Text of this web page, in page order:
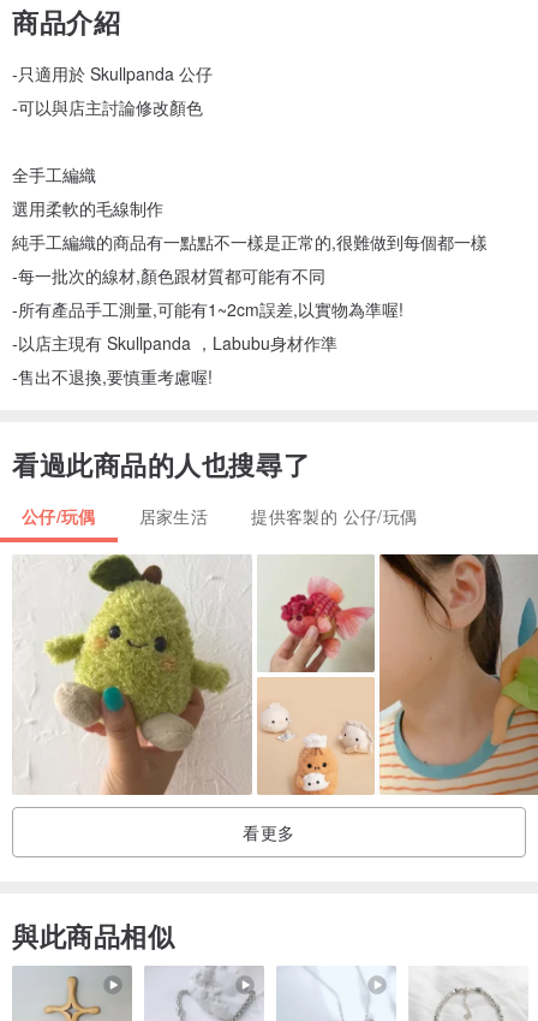
商品介紹
-只適用於 Skullpanda 公仔
-可以與店主討論修改顏色
全手工編織
選用柔軟的毛線制作
純手工編織的商品有一點點不一樣是正常的,很難做到每個都一樣
-每一批次的線材,顏色跟材質都可能有不同
-所有產品手工測量,可能有1~2cm誤差,以實物為準喔!
-以店主現有 Skullpanda ，Labubu身材作準
-售出不退換,要慎重考慮喔!
看過此商品的人也搜尋了
公仔/玩偶 居家生活 提供客製的 公仔/玩偶
看更多
與此商品相似